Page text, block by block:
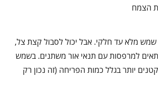
הצמח
מלא עד חלקי. אבל יכול לסבול קצת צל,
למרפסות עם תנאי אור משתנים. בשמש
יותר בגלל כמות הפריחה (זה נכון רק